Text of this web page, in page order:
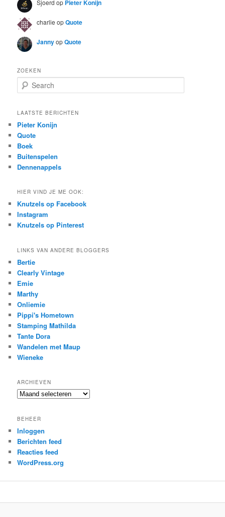
Sjoerd op Pieter Konijn
charlie opQuote
JannyopQuote
ZOEKEN
e
r
h
LAATSTE BERICHTEN
Pieter Konijn
Quote
Boek
Buitenspelen
Dennenappels
HIER VIND JE ME OOK:
Knutzels op Facebook
Instagram
Knutzels op Pinterest
LINKS VAN ANDERE BLOGGERS
Bertie
Clearly Vintage
Emie
Marthy
Onliemie
Pippi's Hometown
Stamping Mathilda
Tante Dora
Wandelen met Maup
Wieneke
ARCHIEVEN
Archieven
BEHEER
Inloggen
Berichten feed
Reacties feed
WordPress.org